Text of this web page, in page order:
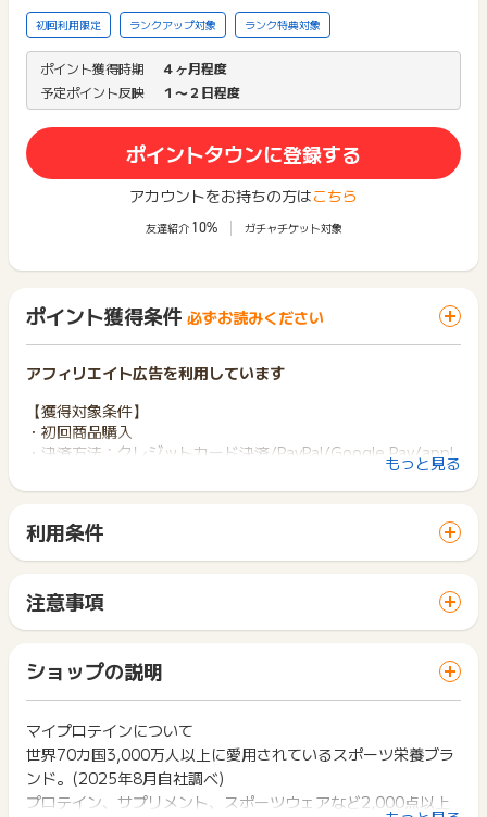
初回利用限定 ランクアップ対象 ランク特典対象
ポイント獲得時期
４ヶ月程度
予定ポイント反映
１〜２日程度
ポイントタウンに登録する
アカウントをお持ちの方はこちら
友達紹介 10% ガチャチケット対象
ポイント獲得条件 必ずお読みください
アフィリエイト広告を利用しています
【獲得対象条件】
・初回商品購入
・決済方法：クレジットカード決済/PayPal/Google Pay/appl
※日本語サイトの日本円決済時、WEB注文後、14日以内の入金
【獲得対象外条件】
ーポンを利用した購入は対象外です。
・送料・クーポン利用分：対象外
・アプリ経由の購入：対象外
※注文後キャンセル・返金・返品などが起こった場合は対象外と
させて頂きます。
※広告主サイトにて提供しております友達紹介制度と併用の場合
は対象外とさせて頂きます。
※ポイントに関するお問い合わせは、ポイントタウンのサポート
もっと見る
利用条件
サイトに移動してからお申し込みやお買い物が完了するまでの
間に、同じブラウザ（※）で他のサイトに移動した場合はポイン
ト獲得ができません。
「 ショッピングでポイントGET 」ボタンを押した時とサービ
ス・お買い物利用時で、デバイス・ブラウザが異なる場合はポ
イント獲得ができません。
2回以上同じお買い物・サービスをご利用される場合は、毎回
ポイントタウンに戻り、「 ショッピングでポイントGET 」ボ
タンを押してからご利用ください。
注意事項
一部のサービスにつきましては、1商品につき10円単位の金額
は切り捨てとなります。
ポイント獲得が1ポイント未満のものは切り捨てとなり、ポイ
ント履歴には記載されません。
原則として広告主側のポイント等を利用して支払われた金額分
につきましては、ポイントタウンのポイント獲得の対象には含
まれません。
広告主が運営しているサービスの都合もしくは会員様の都合で
ショップの説明
マイプロテインについて
世界70カ国3,000万人以上に愛用されているスポーツ栄養ブラ
ンド。(2025年8月自社調べ)
プロテイン、サプリメント、スポーツウェアなど2,000点以上